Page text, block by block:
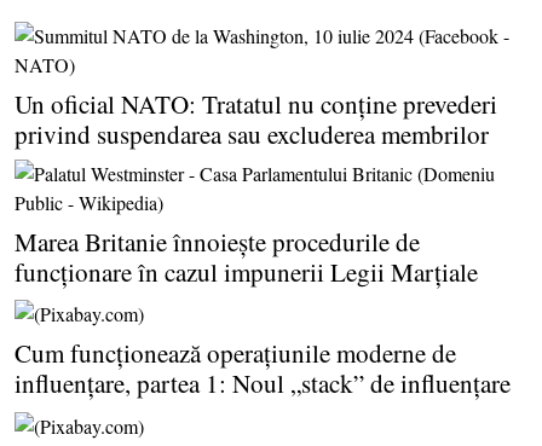
Un oficial NATO: Tratatul nu conţine prevederi
privind suspendarea sau excluderea membrilor
Marea Britanie înnoieşte procedurile de
funcţionare în cazul impunerii Legii Marţiale
Cum funcţionează operaţiunile moderne de
influenţare, partea 1: Noul „stack” de influenţare